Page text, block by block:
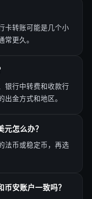
卡转账可能是几个小
常更久。
银行中转费和收款行
出金方式和地区。
怎么办？
法币或稳定币，再选
安账户一致吗？